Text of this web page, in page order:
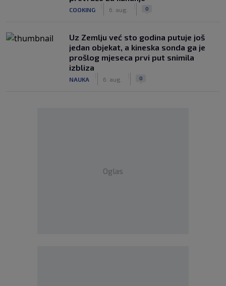
COOKING 6. aug. 0
Uz Zemlju već sto godina putuje još
jedan objekat, a kineska sonda ga je
prošlog mjeseca prvi put snimila
izbliza
NAUKA 6. aug. 0
Oglas